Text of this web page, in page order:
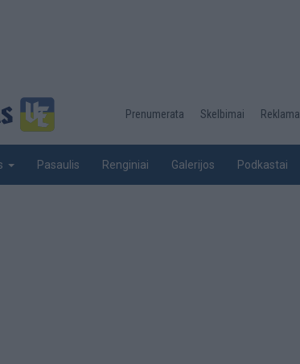
Desktop
top
Prenumerata Skelbimai Reklama
Pasaulis Renginiai Galerijos Podkastai